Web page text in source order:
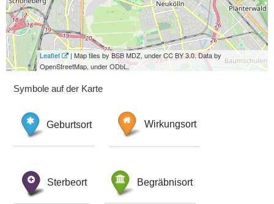
Leaflet
| Map tiles by BSB MDZ, under CC BY 3.0. Data by
OpenStreetMap, under ODbL.
Symbole auf der Karte
Geburtsort Wirkungsort
Sterbeort Begräbnisort